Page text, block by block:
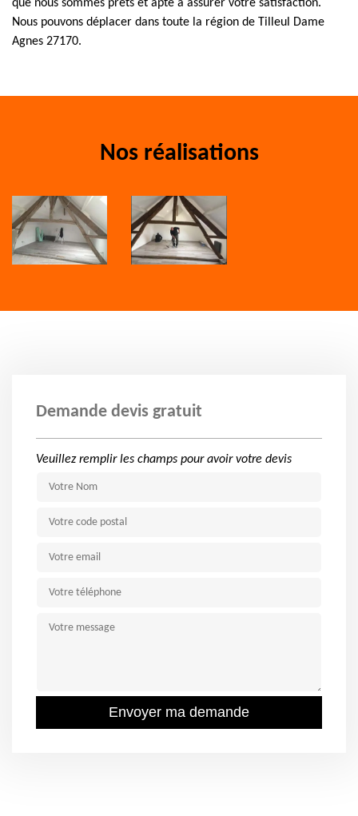
que nous sommes prêts et apte à assurer votre satisfaction.
Nous pouvons déplacer dans toute la région de Tilleul Dame
Agnes 27170.
Nos réalisations
Demande devis gratuit
Veuillez remplir les champs pour avoir votre devis